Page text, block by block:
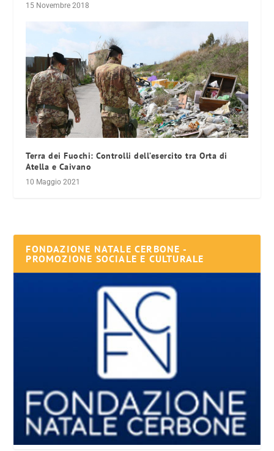
15 Novembre 2018
Terra dei Fuochi: Controlli dell’esercito tra Orta di
Atella e Caivano
10 Maggio 2021
FONDAZIONE NATALE CERBONE -
PROMOZIONE SOCIALE E CULTURALE